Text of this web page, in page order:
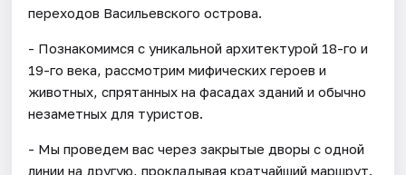
переходов Васильевского острова.
- Познакомимся с уникальной архитектурой 18-го и
19-го века, рассмотрим мифических героев и
животных, спрятанных на фасадах зданий и обычно
незаметных для туристов.
- Мы проведем вас через закрытые дворы с одной
линии на другую, прокладывая кратчайший маршрут.